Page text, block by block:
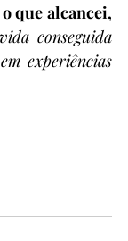
que alcancei,
conseguida
experiências